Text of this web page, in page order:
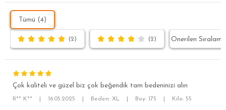
Tümü (4)
(2) (2)
Çok kaliteli ve güzel biz çok beğendik tam bedeninizi alın
R** K** 16.05.2025 Beden: XL Boy: 175 Kilo: 55